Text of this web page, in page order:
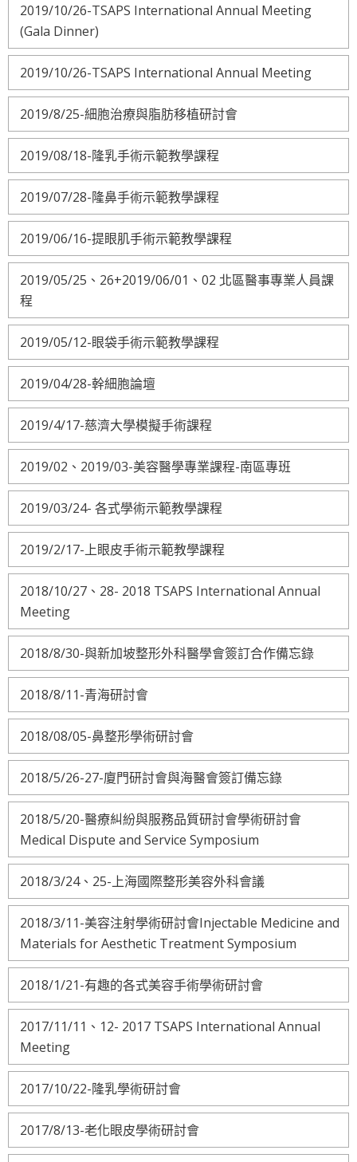
2019/10/26-TSAPS International Annual Meeting
(Gala Dinner)
2019/10/26-TSAPS International Annual Meeting
2019/8/25-細胞治療與脂肪移植研討會
2019/08/18-隆乳手術示範教學課程
2019/07/28-隆鼻手術示範教學課程
2019/06/16-提眼肌手術示範教學課程
2019/05/25、26+2019/06/01、02 北區醫事專業人員課
程
2019/05/12-眼袋手術示範教學課程
2019/04/28-幹細胞論壇
2019/4/17-慈濟大學模擬手術課程
2019/02、2019/03-美容醫學專業課程-南區專班
2019/03/24- 各式學術示範教學課程
2019/2/17-上眼皮手術示範教學課程
2018/10/27、28- 2018 TSAPS International Annual
Meeting
2018/8/30-與新加坡整形外科醫學會簽訂合作備忘錄
2018/8/11-青海研討會
2018/08/05-鼻整形學術研討會
2018/5/26-27-廈門研討會與海醫會簽訂備忘錄
2018/5/20-醫療糾紛與服務品質研討會學術研討會
Medical Dispute and Service Symposium
2018/3/24、25-上海國際整形美容外科會議
2018/3/11-美容注射學術研討會Injectable Medicine and
Materials for Aesthetic Treatment Symposium
2018/1/21-有趣的各式美容手術學術研討會
2017/11/11、12- 2017 TSAPS International Annual
Meeting
2017/10/22-隆乳學術研討會
2017/8/13-老化眼皮學術研討會